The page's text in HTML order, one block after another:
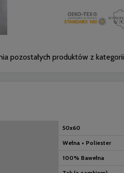
pozostałych produktów z kategorii
50x60
Wełna + Poliester
100% Bawełna